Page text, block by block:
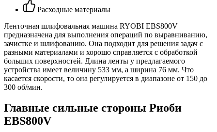
Расходные материалы
Ленточная шлифовальная машина RYOBI EBS800V
предназначена для выполнения операций по выравниванию,
зачистке и шлифованию. Она подходит для решения задач с
разными материалами и хорошо справляется с обработкой
больших поверхностей. Длина ленты у предлагаемого
устройства имеет величину 533 мм, а ширина 76 мм. Что
касается скорости, то она регулируется в диапазоне от 150 до
300 об/мин.
Главные сильные стороны Риоби
EBS800V